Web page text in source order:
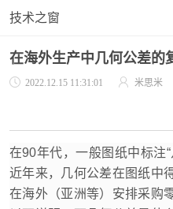
技术之窗
在海外生产中几何公差的
2022.12.15 11:31:01 米思米
在90年代，一般图纸中标注
近年来，几何公差在图纸中
在海外（亚洲等）安排采购